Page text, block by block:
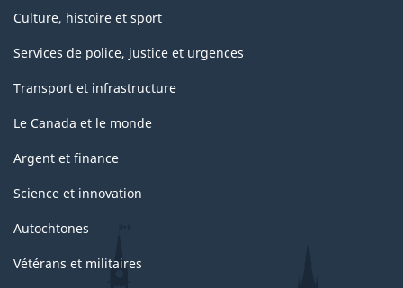
Culture, histoire et sport
Services de police, justice et urgences
Transport et infrastructure
Le Canada et le monde
Argent et finance
Science et innovation
Autochtones
Vétérans et militaires